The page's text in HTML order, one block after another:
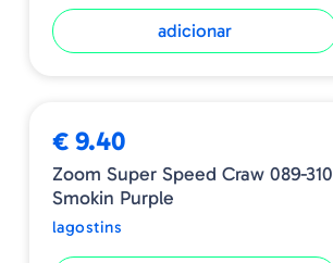
adicionar
€ 9.40
Zoom Super Speed Craw 089-310
Smokin Purple
lagostins